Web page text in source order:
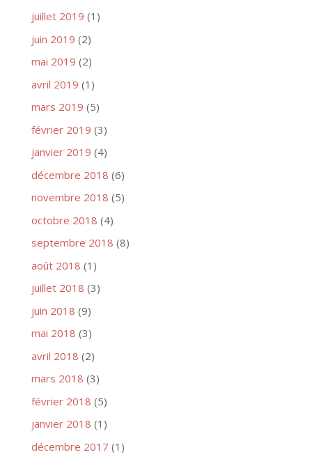
juillet 2019 (1)
juin 2019 (2)
mai 2019 (2)
avril 2019 (1)
mars 2019 (5)
février 2019 (3)
janvier 2019 (4)
décembre 2018 (6)
novembre 2018 (5)
octobre 2018 (4)
septembre 2018 (8)
août 2018 (1)
juillet 2018 (3)
juin 2018 (9)
mai 2018 (3)
avril 2018 (2)
mars 2018 (3)
février 2018 (5)
janvier 2018 (1)
décembre 2017 (1)